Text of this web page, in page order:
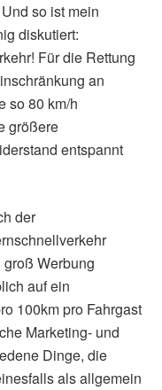
so ist mein
diskutiert:
Für die Rettung
an
so 80 km/h
größere
entspannt
der
Werbung
auf ein
100km pro Fahrgast
Marketing- und
Dinge, die
als allgemein